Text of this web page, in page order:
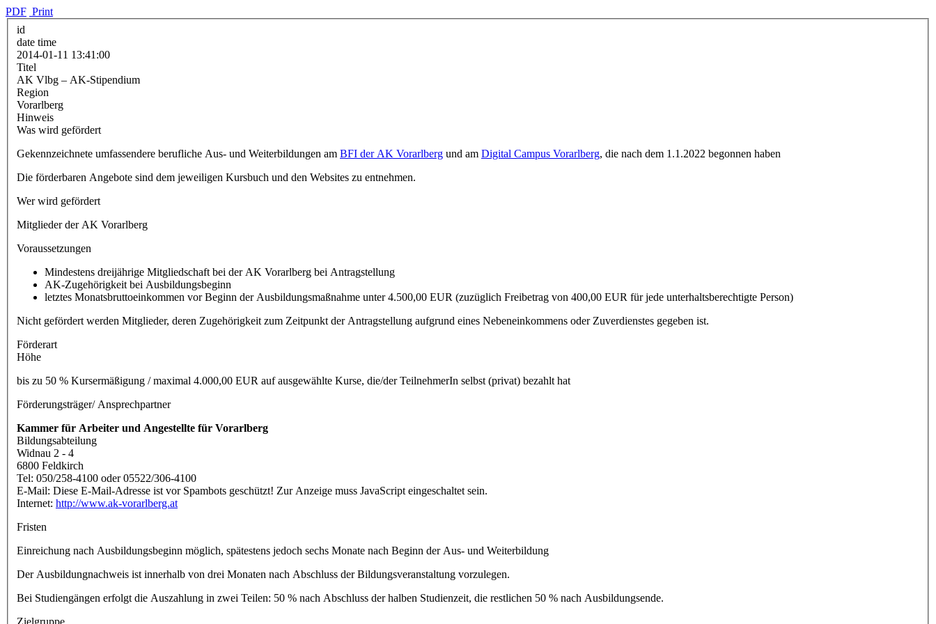
PDF Print
id
date time
2014-01-11 13:41:00
Titel
AK Vlbg – AK-Stipendium
Region
Vorarlberg
Hinweis
Was wird gefördert
Gekennzeichnete umfassendere berufliche Aus- und Weiterbildungen am BFI der AK Vorarlberg und am Digital Campus Vorarlberg, die nach dem 1.1.2022 begonnen haben
Die förderbaren Angebote sind dem jeweiligen Kursbuch und den Websites zu entnehmen.
Wer wird gefördert
Mitglieder der AK Vorarlberg
Voraussetzungen
Mindestens dreijährige Mitgliedschaft bei der AK Vorarlberg bei Antragstellung
AK-Zugehörigkeit bei Ausbildungsbeginn
letztes Monatsbruttoeinkommen vor Beginn der Ausbildungsmaßnahme unter 4.500,00 EUR (zuzüglich Freibetrag von 400,00 EUR für jede unterhaltsberechtigte Person)
Nicht gefördert werden Mitglieder, deren Zugehörigkeit zum Zeitpunkt der Antragstellung aufgrund eines Nebeneinkommens oder Zuverdienstes gegeben ist.
Förderart
Höhe
bis zu 50 % Kursermäßigung / maximal 4.000,00 EUR auf ausgewählte Kurse, die/der TeilnehmerIn selbst (privat) bezahlt hat
Förderungsträger/ Ansprechpartner
Kammer für Arbeiter und Angestellte für Vorarlberg
Bildungsabteilung
Widnau 2 - 4
6800 Feldkirch
Tel: 050/258-4100 oder 05522/306-4100
E-Mail: Diese E-Mail-Adresse ist vor Spambots geschützt! Zur Anzeige muss JavaScript eingeschaltet sein.
Internet: http://www.ak-vorarlberg.at
Fristen
Einreichung nach Ausbildungsbeginn möglich, spätestens jedoch sechs Monate nach Beginn der Aus- und Weiterbildung
Der Ausbildungnachweis ist innerhalb von drei Monaten nach Abschluss der Bildungsveranstaltung vorzulegen.
Bei Studiengängen erfolgt die Auszahlung in zwei Teilen: 50 % nach Abschluss der halben Studienzeit, die restlichen 50 % nach Ausbildungsende.
Zielgruppe